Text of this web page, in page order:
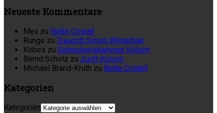
Neueste Kommentare
Mex zu Nolte Cristall
Runge zu Traugott Simon Winterbier
Köbes zu Schreckenskammer Kölsch
Bernd Scholz zu Zunft Kölsch
Michael Brand-Kruth zu Nolte Cristall
Kategorien
Kategorien